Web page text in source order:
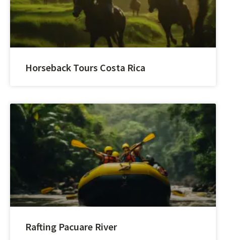
Horseback Tours Costa Rica
Rafting Pacuare River